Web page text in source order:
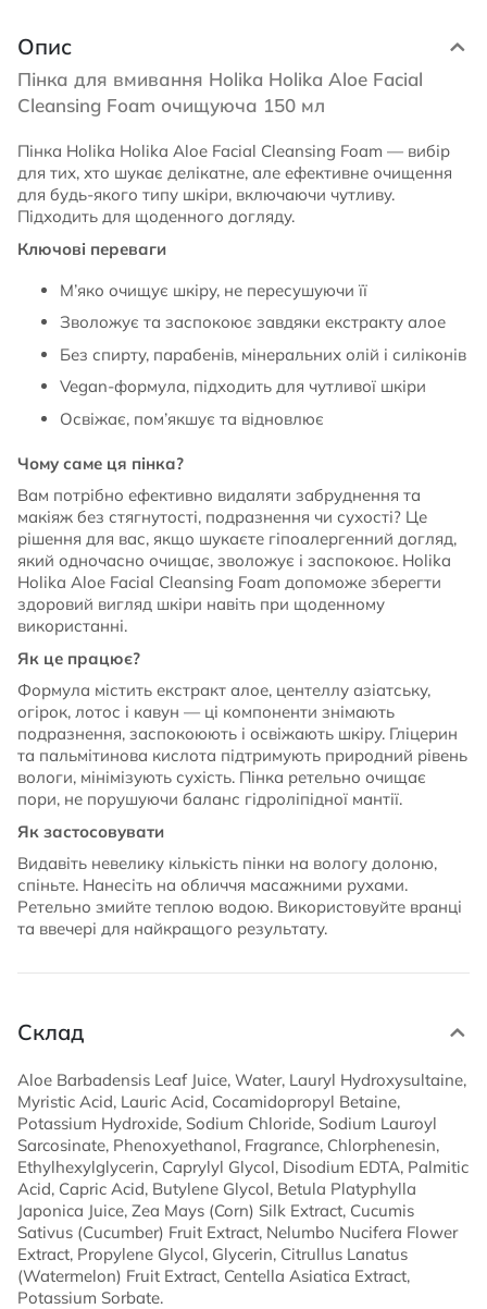
Опис
Пінка для вмивання Holika Holika Aloe Facial
Cleansing Foam очищуюча 150 мл
Пінка Holika Holika Aloe Facial Cleansing Foam — вибір
для тих, хто шукає делікатне, але ефективне очищення
для будь-якого типу шкіри, включаючи чутливу.
Підходить для щоденного догляду.
Ключові переваги
М’яко очищує шкіру, не пересушуючи її
Зволожує та заспокоює завдяки екстракту алое
Без спирту, парабенів, мінеральних олій і силіконів
Vegan-формула, підходить для чутливої шкіри
Освіжає, пом’якшує та відновлює
Чому саме ця пінка?
Вам потрібно ефективно видаляти забруднення та
макіяж без стягнутості, подразнення чи сухості? Це
рішення для вас, якщо шукаєте гіпоалергенний догляд,
який одночасно очищає, зволожує і заспокоює. Holika
Holika Aloe Facial Cleansing Foam допоможе зберегти
здоровий вигляд шкіри навіть при щоденному
використанні.
Як це працює?
Формула містить екстракт алое, центеллу азіатську,
огірок, лотос і кавун — ці компоненти знімають
подразнення, заспокоюють і освіжають шкіру. Гліцерин
та пальмітинова кислота підтримують природний рівень
вологи, мінімізують сухість. Пінка ретельно очищає
пори, не порушуючи баланс гідроліпідної мантії.
Як застосовувати
Видавіть невелику кількість пінки на вологу долоню,
спіньте. Нанесіть на обличчя масажними рухами.
Ретельно змийте теплою водою. Використовуйте вранці
та ввечері для найкращого результату.
Склад
Aloe Barbadensis Leaf Juice, Water, Lauryl Hydroxysultaine,
Myristic Acid, Lauric Acid, Cocamidopropyl Betaine,
Potassium Hydroxide, Sodium Chloride, Sodium Lauroyl
Sarcosinate, Phenoxyethanol, Fragrance, Chlorphenesin,
Ethylhexylglycerin, Caprylyl Glycol, Disodium EDTA, Palmitic
Acid, Capric Acid, Butylene Glycol, Betula Platyphylla
Japonica Juice, Zea Mays (Corn) Silk Extract, Cucumis
Sativus (Cucumber) Fruit Extract, Nelumbo Nucifera Flower
Extract, Propylene Glycol, Glycerin, Citrullus Lanatus
(Watermelon) Fruit Extract, Centella Asiatica Extract,
Potassium Sorbate.